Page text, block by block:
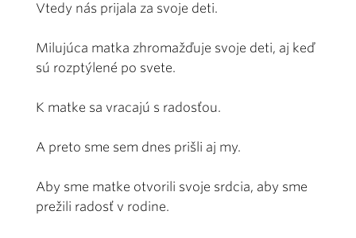
Vtedy nás prijala za svoje deti.
Milujúca matka zhromažďuje svoje deti, aj keď
sú rozptýlené po svete.
K matke sa vracajú s radosťou.
A preto sme sem dnes prišli aj my.
Aby sme matke otvorili svoje srdcia, aby sme
prežili radosť v rodine.